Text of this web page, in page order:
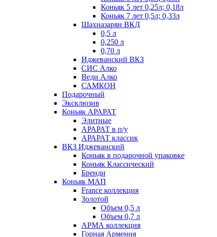
Коньяк 5 лет 0,25л; 0,18л
Коньяк 7 лет 0,5л; 0,33л
Шахназарян ВКД
0,5 л
0,250 л
0,70 л
Иджеванский ВКЗ
СИС Алко
Веди Алко
САМКОН
Подарочный
Эксклюзив
Коньяк АРАРАТ
Элитные
АРАРАТ в п/у
АРАРАТ классик
ВКЗ Иджеванский
Коньяк в подарочной упаковке
Коньяк Классический
Бренди
Коньяк МАП
France коллекция
Золотой
Объем 0,5 л
Объем 0,7 л
АРМА коллекция
Горная Армения